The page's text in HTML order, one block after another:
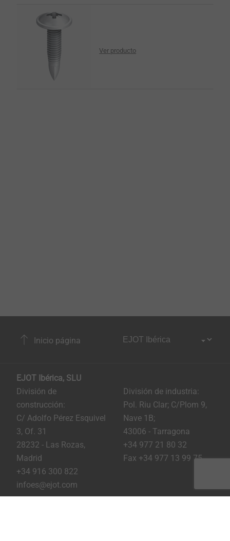
Ver producto
Inicio página
EJOT Ibérica, SLU
División de
construcción:
C/ Adolfo Pérez Esquivel
3, Of. 31
28232 - Las Rozas,
Madrid
+34 916 300 822
infoes@ejot.com
División de industria:
Pol. Riu Clar; C/Plom 9,
Nave 1B;
43006 - Tarragona
+34 977 21 80 32
Fax +34 977 13 99 75